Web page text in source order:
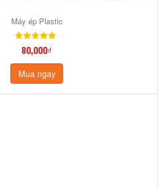
Máy ép Plastic
80,000₫
Mua ngay